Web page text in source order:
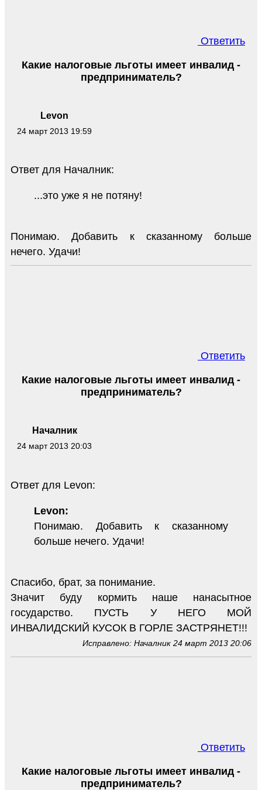
Ответить
Levon
24 март 2013 19:59
Какие налоговые льготы имеет инвалид -
предприниматель?
Ответ для Началник:
...это уже я не потяну!
Понимаю. Добавить к сказанному больше
нечего. Удачи!
Ответить
Началник
24 март 2013 20:03
Какие налоговые льготы имеет инвалид -
предприниматель?
Ответ для Levon:
Levon:
Понимаю. Добавить к сказанному
больше нечего. Удачи!
Спасибо, брат, за понимание.
Значит буду кормить наше нанасытное
государство. ПУСТЬ У НЕГО МОЙ
ИНВАЛИДСКИЙ КУСОК В ГОРЛЕ ЗАСТРЯНЕТ!!!
Исправлено: Началник 24 март 2013 20:06
Ответить
Какие налоговые льготы имеет инвалид -
предприниматель?